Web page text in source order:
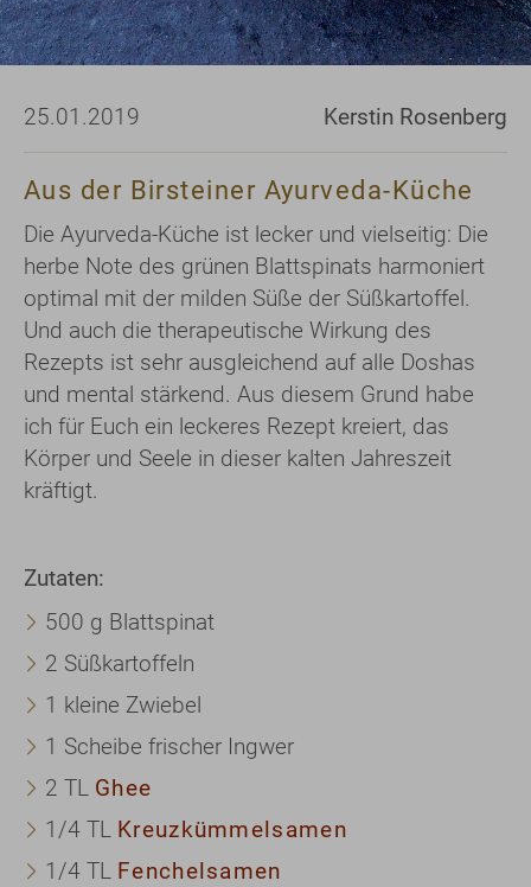
25.01.2019 Kerstin Rosenberg
Aus der Birsteiner Ayurveda-Küche
Die Ayurveda-Küche ist lecker und vielseitig: Die
herbe Note des grünen Blattspinats harmoniert
optimal mit der milden Süße der Süßkartoffel.
Und auch die therapeutische Wirkung des
Rezepts ist sehr ausgleichend auf alle Doshas
und mental stärkend. Aus diesem Grund habe
ich für Euch ein leckeres Rezept kreiert, das
Körper und Seele in dieser kalten Jahreszeit
kräftigt.
Zutaten:
500 g Blattspinat
2 Süßkartoffeln
1 kleine Zwiebel
1 Scheibe frischer Ingwer
2 TL Ghee
1/4 TL Kreuzkümmelsamen
1/4 TL Fenchelsamen